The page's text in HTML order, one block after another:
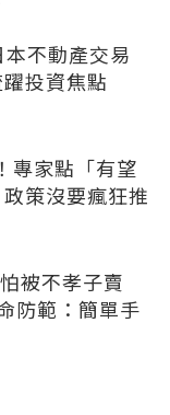
不動產交易
投資焦點
專家點「有望
策沒要瘋狂推
被不孝子賣
防範：簡單手